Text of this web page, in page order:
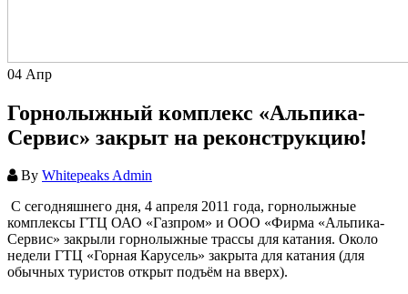
04 Апр
Горнолыжный комплекс «Альпика-
Сервис» закрыт на реконструкцию!
By Whitepeaks Admin
С сегодняшнего дня, 4 апреля 2011 года, горнолыжные
комплексы ГТЦ ОАО «Газпром» и ООО «Фирма «Альпика-
Сервис» закрыли горнолыжные трассы для катания. Около
недели ГТЦ «Горная Карусель» закрыта для катания (для
обычных туристов открыт подъём на вверх).